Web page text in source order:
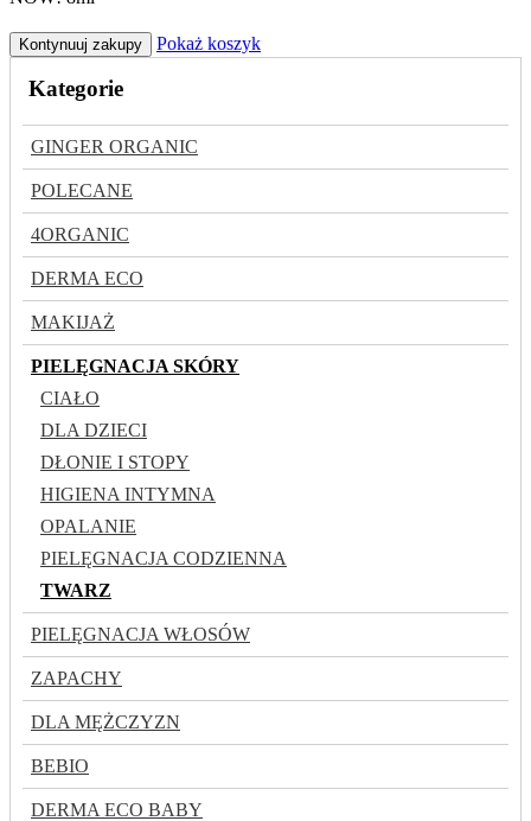
Kontynuuj zakupy Pokaż koszyk
Kategorie
GINGER ORGANIC
POLECANE
4ORGANIC
DERMA ECO
MAKIJAŻ
PIELĘGNACJA SKÓRY
CIAŁO
DLA DZIECI
DŁONIE I STOPY
HIGIENA INTYMNA
OPALANIE
PIELĘGNACJA CODZIENNA
TWARZ
PIELĘGNACJA WŁOSÓW
ZAPACHY
DLA MĘŻCZYZN
BEBIO
DERMA ECO BABY